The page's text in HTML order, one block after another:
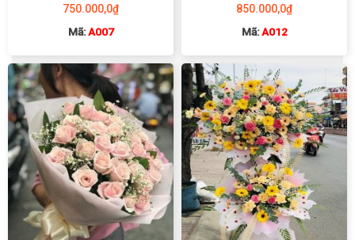
750.000,0₫
Mã:A007
850.000,0₫
Mã:A012